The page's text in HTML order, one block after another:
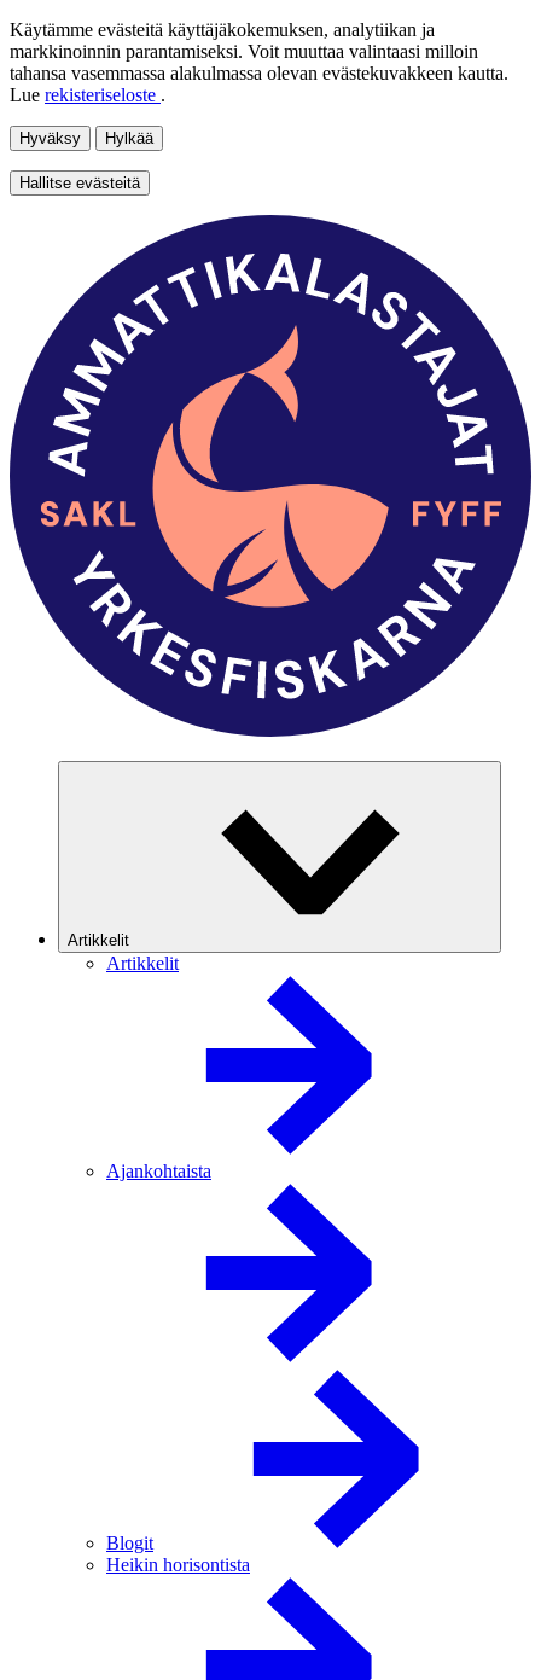
Käytämme evästeitä käyttäjäkokemuksen, analytiikan ja
markkinoinnin parantamiseksi. Voit muuttaa valintaasi milloin
tahansa vasemmassa alakulmassa olevan evästekuvakkeen kautta.
Lue rekisteriseloste .
Hyväksy Hylkää
Hallitse evästeitä
Artikkelit
Artikkelit
Ajankohtaista
Blogit
Heikin horisontista